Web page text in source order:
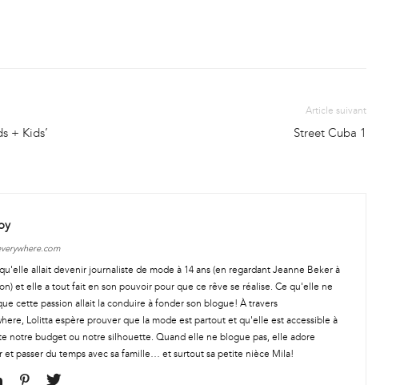
+ Kids’
Article suivant
Street Cuba 1
allait devenir journaliste de mode à 14 ans (en regardant Jeanne Beker à
et elle a tout fait en son pouvoir pour que ce rêve se réalise. Ce qu'elle ne
cette passion allait la conduire à fonder son blogue! À travers
Lolitta espère prouver que la mode est partout et qu'elle est accessible à
notre budget ou notre silhouette. Quand elle ne blogue pas, elle adore
et passer du temps avec sa famille… et surtout sa petite nièce Mila!